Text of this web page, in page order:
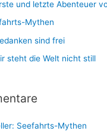
und letzte Abenteuer
Mythen
sind frei
steht die Welt nicht still
Seefahrts-Mythen